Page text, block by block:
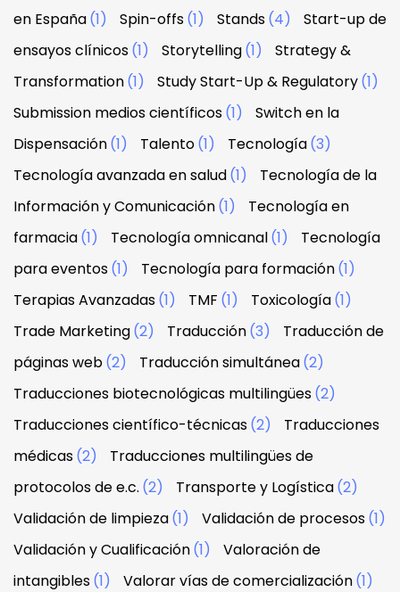
en España(1) Spin-offs(1) Stands(4)
Start-up de
ensayos clínicos(1) Storytelling(1)
Strategy &
Transformation(1) Study Start-Up & Regulatory(1)
Submission medios científicos(1)
Switch en la
Dispensación(1) Talento(1) Tecnología(3)
Tecnología avanzada en salud(1)
Tecnología de la
Información y Comunicación(1)
Tecnología en
farmacia(1) Tecnología omnicanal(1)
Tecnología
para eventos(1) Tecnología para formación(1)
Terapias Avanzadas(1) TMF (1) Toxicología(1)
Trade Marketing(2) Traducción(3)
Traducción de
páginas web(2) Traducción simultánea(2)
Traducciones biotecnológicas multilingües(2)
Traducciones científico-técnicas(2)
Traducciones
médicas(2)
Traducciones multilingües de
protocolos de e.c. (2) Transporte y Logística(2)
Validación de limpieza(1) Validación de procesos(1)
Validación y Cualificación(1)
Valoración de
intangibles(1) Valorar vías de comercialización(1)